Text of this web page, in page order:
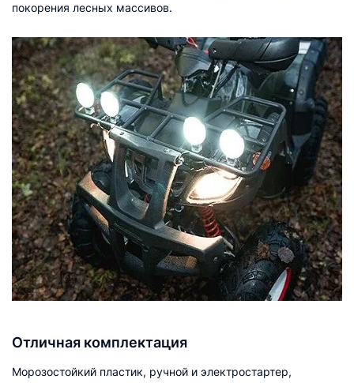
покорения лесных массивов.
Отличная комплектация
Морозостойкий пластик, ручной и электростартер,